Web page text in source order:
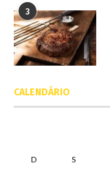
3
CALENDÁRIO
D S